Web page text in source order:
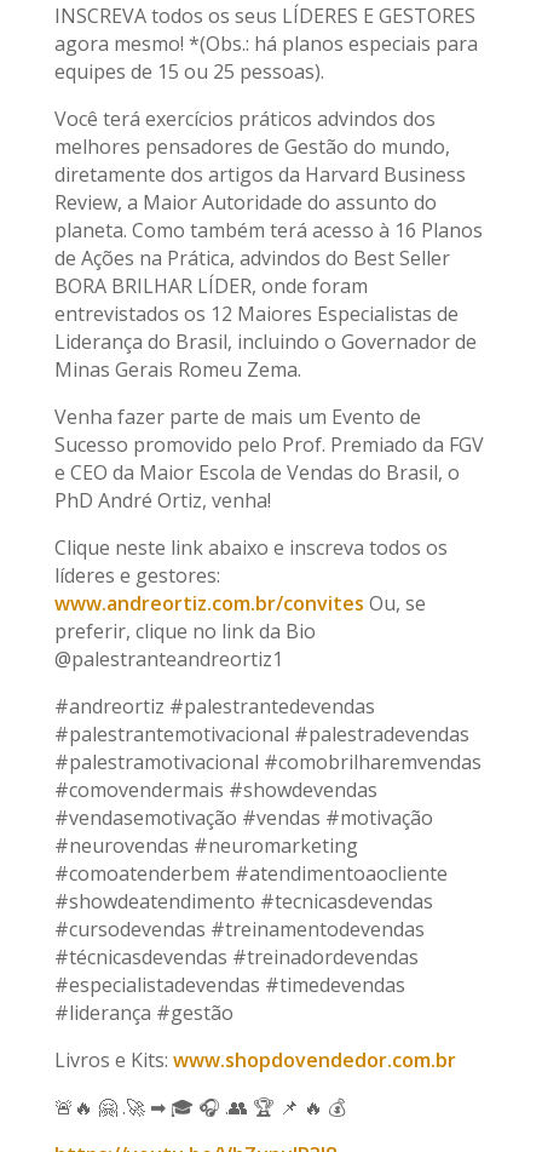
INSCREVA todos os seus LÍDERES E GESTORES
agora mesmo! *(Obs.: há planos especiais para
equipes de 15 ou 25 pessoas).
Você terá exercícios práticos advindos dos
melhores pensadores de Gestão do mundo,
diretamente dos artigos da Harvard Business
Review, a Maior Autoridade do assunto do
planeta. Como também terá acesso à 16 Planos
de Ações na Prática, advindos do Best Seller
BORA BRILHAR LÍDER, onde foram
entrevistados os 12 Maiores Especialistas de
Liderança do Brasil, incluindo o Governador de
Minas Gerais Romeu Zema.
Venha fazer parte de mais um Evento de
Sucesso promovido pelo Prof. Premiado da FGV
e CEO da Maior Escola de Vendas do Brasil, o
PhD André Ortiz, venha!
Clique neste link abaixo e inscreva todos os
líderes e gestores:
www.andreortiz.com.br/convites Ou, se
preferir, clique no link da Bio
@palestranteandreortiz1
#andreortiz #palestrantedevendas
#palestrantemotivacional #palestradevendas
#palestramotivacional #comobrilharemvendas
#comovendermais #showdevendas
#vendasemotivação #vendas #motivação
#neurovendas #neuromarketing
#comoatenderbem #atendimentoaocliente
#showdeatendimento #tecnicasdevendas
#cursodevendas #treinamentodevendas
#técnicasdevendas #treinadordevendas
#especialistadevendas #timedevendas
#liderança #gestão
Livros e Kits: www.shopdovendedor.com.br
🚨🔥 🤗 .🚀 ➡ 🎓 🎧 .👥 🏆 📌 🔥 💰